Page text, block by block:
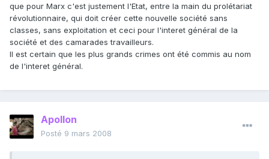
que pour Marx c'est justement l'Etat, entre la main du prolétariat
révolutionnaire, qui doit créer cette nouvelle société sans
classes, sans exploitation et ceci pour l'interet général de la
société et des camarades travailleurs.
Il est certain que les plus grands crimes ont été commis au nom
de l'interet général.
Apollon
Posté 9 mars 2008